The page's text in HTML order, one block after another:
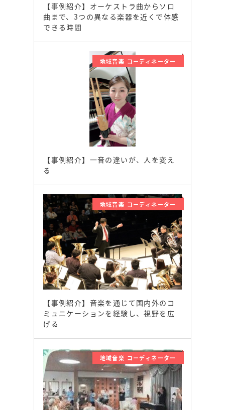
【事例紹介】オーケストラ曲からソロ
曲まで、3つの異なる楽器を近くで体感
できる時間
地域音楽 コーディネーター
【事例紹介】一音の違いが、人を変え
る
地域音楽 コーディネーター
【事例紹介】音楽を通じて国内外のコ
ミュニケーションを経験し、視野を広
げる
地域音楽 コーディネーター